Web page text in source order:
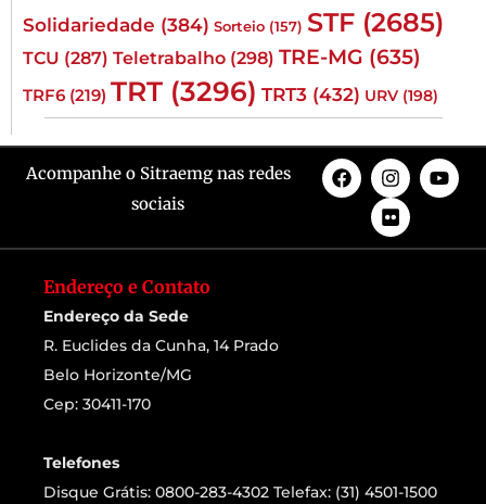
Solidariedade (384) Sorteio (157) STF (2685)
TCU (287) Teletrabalho (298) TRE-MG (635)
TRF6 (219) TRT (3296) TRT3 (432) URV (198)
Acompanhe o Sitraemg nas redes
sociais
Endereço e Contato
Endereço da Sede
R. Euclides da Cunha, 14 Prado
Belo Horizonte/MG
Cep: 30411-170
Telefones
Disque Grátis: 0800-283-4302 Telefax: (31) 4501-1500